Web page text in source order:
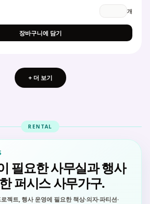
개
장바구니에 담기
+ 더 보기
RENTAL
필요한 사무실과 행사
퍼시스 사무가구.
젝트, 행사 운영에 필요한 책상·의자·파티션·